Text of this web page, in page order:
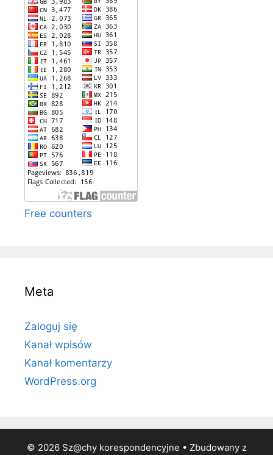
Free counters
Meta
Zaloguj się
Kanał wpisów
Kanał komentarzy
WordPress.org
© 2026 Sz@chy korespondencyjne • Zbudowany z